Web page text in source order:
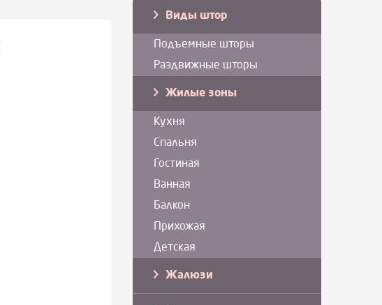
Виды штор
Подъемные шторы
Раздвижные шторы
Жилые зоны
Кухня
Спальня
Гостиная
Ванная
Балкон
Прихожая
Детская
Жалюзи